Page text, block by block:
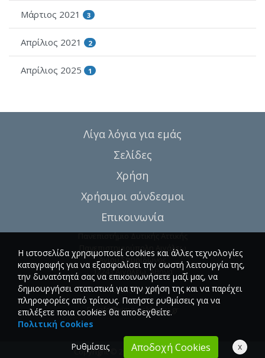
Μάρτιος 2021 3
Απρίλιος 2021 2
Απρίλιος 2025 1
Λίγα λόγια για εμάς
Σελίδες
Χρήση
Χρήσιμοι σύνδεσμοι
Επικοινωνία
Πανεπιστήμιο Δυτικής Αττικής
Πανεπιστημιούπολη Αιγάλεω
Αγίου Σπυρίδωνος
12243 Αιγάλεω, Αθήνα
T.:6946857254
E.:info@vima-asklipiou.gr
Copyright © 2026 Vima Asklipiou.
Η ιστοσελίδα χρησιμοποιεί cookies και άλλες τεχνολογίες
καταγραφής για να εξασφαλίσει την σωστή λειτουργία της,
την δυνατότητά σας να επικοινωνήσετε μαζί μας, να
δημιουργήσει στατιστικά για την χρήση της και να παρέχει
πληροφορίες από τρίτους. Πατήστε ρυθμίσεις για να
επιλέξετε ποια cookies θα αποδεχθείτε.
Πολιτική Cookies
Ρυθμίσεις
Αποδοχή Cookies x